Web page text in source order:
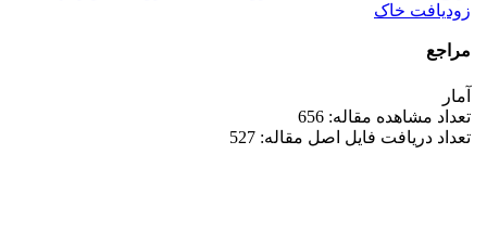
زودیافت خاک
مراجع
آمار
تعداد مشاهده مقاله: 656
تعداد دریافت فایل اصل مقاله: 527